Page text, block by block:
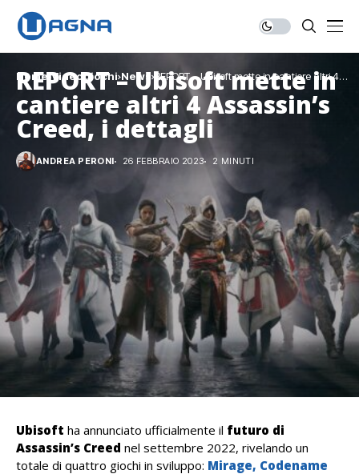
Home Videogiochi News REPORT – Ubisoft mette in cantiere altri 4
Assassin’s Creed, i dettagli
REPORT – Ubisoft mette in
cantiere altri 4 Assassin’s
Creed, i dettagli
ANDREA PERONI 26 FEBBRAIO 2023 2 MINUTI
Ubisoft ha annunciato ufficialmente il futuro di
Assassin’s Creed nel settembre 2022, rivelando un
totale di quattro giochi in sviluppo: Mirage, Codename